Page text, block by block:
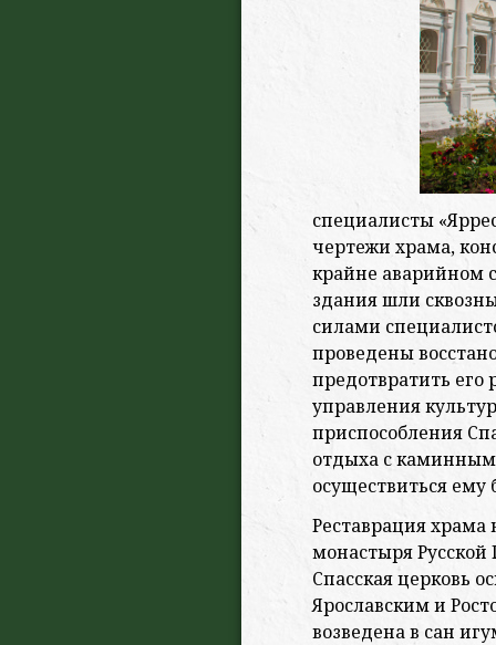
специалисты
чертежи храма,
крайне аварийном
здания шли
силами
проведены
предотвратить его
управления
приспособления
отдыха с каминным
осуществиться ему
Реставрация храма
монастыря Русской
Спасская церковь
Ярославским и
возведена в сан